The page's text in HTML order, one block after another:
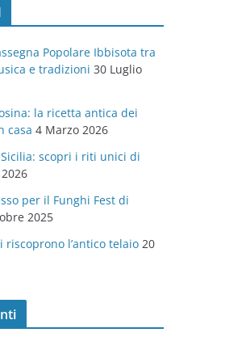
Popolare Ibbisota tra
e tradizioni 30 Luglio
la ricetta antica dei
casa 4 Marzo 2026
scopri i riti unici di
per il Funghi Fest di
2025
riscoprono l’antico telaio 20